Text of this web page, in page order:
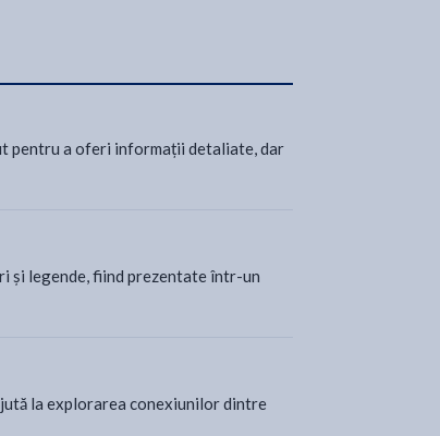
pentru a oferi informații detaliate, dar
și legende, fiind prezentate într-un
la explorarea conexiunilor dintre